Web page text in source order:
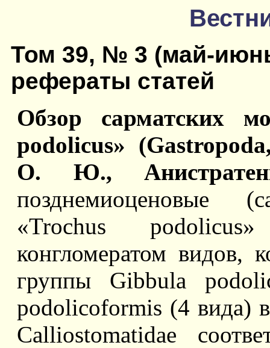
Том 39, № 3 (май-
рефераты статей
Oбзор сарматских
podolicus»
О. Ю.,
позднемиоценовые
«Trochus
конгломератом видов,
группы Gibbula
podolicoformis (4 вида)
Calliostomatidae